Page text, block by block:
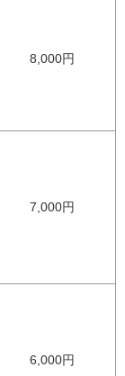
8,000円
7,000円
6,000円